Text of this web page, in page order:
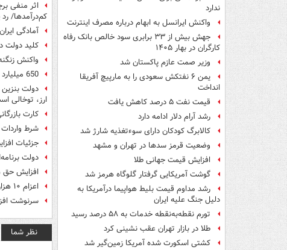
ندارد
واکنش ایرانسل به ابهام درباره مصرف اینترنت
جهش بیش از ۳۳ برابری سود خالص بانک رفاه
کارگران در بهار ۱۴۰۵
وزیر صمت عازم پاکستان شد
یمن ۶ نفتکش سعودی را به مارپیچ آفریقا
انداخت
قیمت نفت ۵ درصد کاهش یافت
رشد آرام دلار ادامه دارد
کالابرگ کودکان دارای سوءتغذیه شارژ شد
وضعیت قرمز سدها در تهران و مشهد
افزایش قیمت جهانی طلا
گوشت آمریکایی گرفتار گلوگاه هرمز شد
رشد مداوم قیمت بلیط هواپیما درآمریکا به
دلیل جنگ علیه ایران
تورم نقطه‌به‌نقطه خدمات به ۵۸ درصد رسید
طلا در بازار تهران عقب نشینی کرد
کشتی اسکورت شده آمریکا زمین‌گیر شد
اثر منفی
کم‌درآمدها/
آمادگی
کلید
واکنش
650 میلیارد تومان از منابع صندوق توسعه ملی صرف خرید ساختمان و هزینه‌های جاری شد
دولت
ارز، توخالی
کارت
شرط واردات
جزئیات
دولت
افزایش
اعزام ۱۰ هزار نیروی کار به خارج در سال ۹۵
سرنوشت
نظر شما